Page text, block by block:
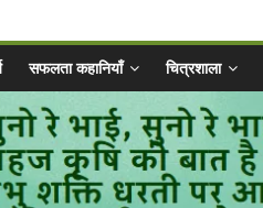
सफलता कहानियाँ चित्रशाला